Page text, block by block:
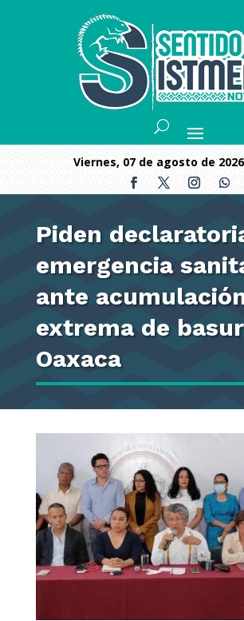
viernes, 07 de agosto de
Piden
emergencia
ante
extrema de
Oaxaca